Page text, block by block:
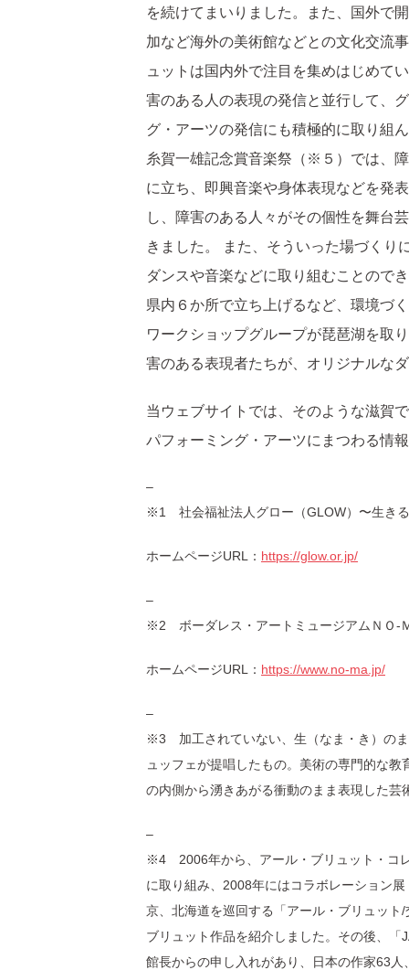
を続けてまいりました。また、国外で
加など海外の美術館などとの文化交流
ュットは国内外で注目を集めはじめて
害のある人の表現の発信と並行して、
グ・アーツの発信にも積極的に取り組
糸賀一雄記念賞音楽祭（※５）では、
に立ち、即興音楽や身体表現などを発
し、障害のある人々がその個性を舞台
きました。 また、そういった場づくり
ダンスや音楽などに取り組むことので
県内６か所で立ち上げるなど、環境づ
ワークショップグループが琵琶湖を取
害のある表現者たちが、オリジナルな
当ウェブサイトでは、そのような滋賀
パフォーミング・アーツにまつわる情
–
※1 社会福祉法人グロー（GLOW）〜生き
ホームページURL： https://glow.or.jp/
–
※2 ボーダレス・アートミュージアムＮＯ-
ホームページURL： https://www.no-ma.jp/
–
※3 加工されていない、生（なま・き）の
ュッフェが提唱したもの。美術の専門的な
の内側から湧きあがる衝動のまま表現した芸
–
※4 2006年から、アール・ブリュット・コ
に取り組み、2008年にはコラボレーション
京、北海道を巡回する「アール・ブリュッ
ブリュット作品を紹介しました。その後、
館長からの申し入れがあり、日本の作家63